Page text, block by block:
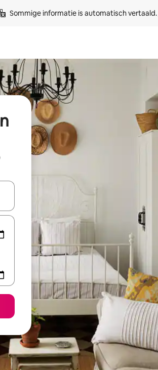
Sommige informatie is automatisch vertaald.
keuze met je de pijltjestoetsen omhoog en